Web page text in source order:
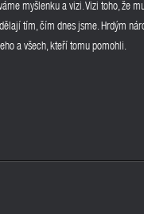
myšlenku a vizi. Vizi toho, že
tím, čím dnes jsme. Hrdým
a všech, kteří tomu pomohli.